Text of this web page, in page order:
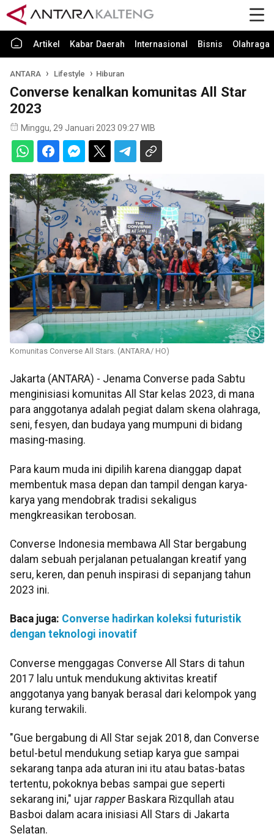
Artikel Kabar Daerah Internasional Bisnis Olahraga
ANTARA Lifestyle Hiburan
Converse kenalkan komunitas All Star
2023
Minggu, 29 Januari 2023 09:27 WIB
Komunitas Converse All Stars. (ANTARA/ HO)
Jakarta (ANTARA) - Jenama Converse pada Sabtu
menginisiasi komunitas All Star kelas 2023, di mana
para anggotanya adalah pegiat dalam skena olahraga,
seni, fesyen, dan budaya yang mumpuni di bidang
masing-masing.
Para kaum muda ini dipilih karena dianggap dapat
membentuk masa depan dan tampil dengan karya-
karya yang mendobrak tradisi sekaligus
mengkreasikan terobosan.
Converse Indonesia membawa All Star bergabung
dalam sebuah perjalanan petualangan kreatif yang
seru, keren, dan penuh inspirasi di sepanjang tahun
2023 ini.
Baca juga: Converse hadirkan koleksi futuristik
dengan teknologi inovatif
Converse menggagas Converse All Stars di tahun
2017 lalu untuk mendukung aktivitas kreatif
anggotanya yang banyak berasal dari kelompok yang
kurang terwakili.
"Gue bergabung di All Star sejak 2018, dan Converse
betul-betul mendukung setiap karya gue sampai
sekarang tanpa ada aturan ini itu atau batas-batas
tertentu, pokoknya bebas sampai gue seperti
sekarang ini," ujar rapper Baskara Rizqullah atau
Basboi dalam acara inisiasi All Stars di Jakarta
Selatan.